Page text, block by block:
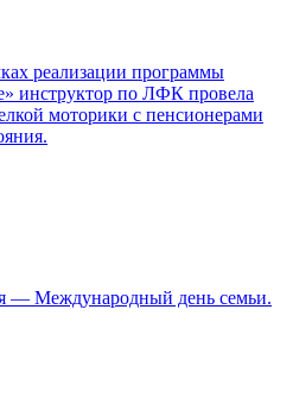
реализации программы
инструктор по ЛФК провела
моторики с пенсионерами
— Международный день семьи.